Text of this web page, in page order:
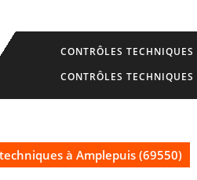
CONTRÔLES
CONTRÔLES
à Amplepuis (69550)